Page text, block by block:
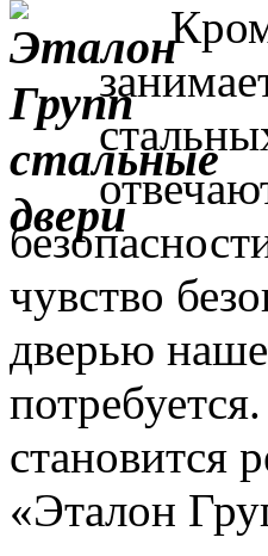
Кроме
чувство
дверью
становится
«Эталон